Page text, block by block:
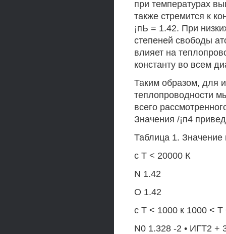
при температурах
также стремится к
¡пЬ = 1.42. При
степеней свободы
влияет на
константу во всем
Таким образом, для
теплопроводности
всего
Значения /¡п4
Таблица 1.
с Т < 20000 К
N 1.42
О 1.42
с Т < 1000 к 1000 <
N0 1.328 -2 • ИГТ2 +